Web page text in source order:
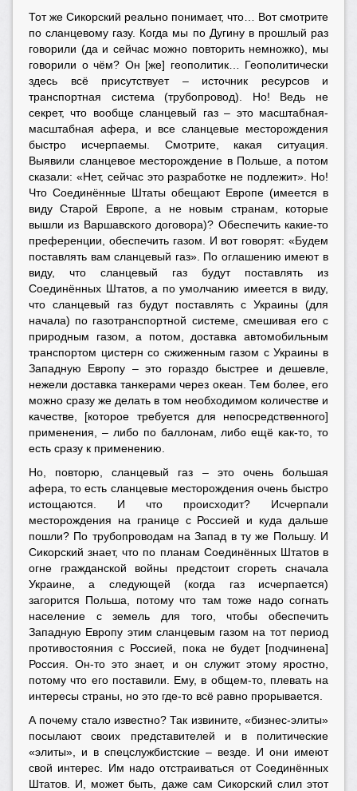
Тот же Сикорский реально понимает, что… Вот смотрите
по сланцевому газу. Когда мы по Дугину в прошлый раз
говорили (да и сейчас можно повторить немножко), мы
говорили о чём? Он [же] геополитик… Геополитически
здесь всё присутствует – источник ресурсов и
транспортная система (трубопровод). Но! Ведь не
секрет, что вообще сланцевый газ – это масштабная-
масштабная афера, и все сланцевые месторождения
быстро исчерпаемы. Смотрите, какая ситуация.
Выявили сланцевое месторождение в Польше, а потом
сказали: «Нет, сейчас это разработке не подлежит». Но!
Что Соединённые Штаты обещают Европе (имеется в
виду Старой Европе, а не новым странам, которые
вышли из Варшавского договора)? Обеспечить какие-то
преференции, обеспечить газом. И вот говорят: «Будем
поставлять вам сланцевый газ». По оглашению имеют в
виду, что сланцевый газ будут поставлять из
Соединённых Штатов, а по умолчанию имеется в виду,
что сланцевый газ будут поставлять с Украины (для
начала) по газотранспортной системе, смешивая его с
природным газом, а потом, доставка автомобильным
транспортом цистерн со сжиженным газом с Украины в
Западную Европу – это гораздо быстрее и дешевле,
нежели доставка танкерами через океан. Тем более, его
можно сразу же делать в том необходимом количестве и
качестве, [которое требуется для непосредственного]
применения, – либо по баллонам, либо ещё как-то, то
есть сразу к применению.
Но, повторю, сланцевый газ – это очень большая
афера, то есть сланцевые месторождения очень быстро
истощаются. И что происходит? Исчерпали
месторождения на границе с Россией и куда дальше
пошли? По трубопроводам на Запад в ту же Польшу. И
Сикорский знает, что по планам Соединённых Штатов в
огне гражданской войны предстоит сгореть сначала
Украине, а следующей (когда газ исчерпается)
загорится Польша, потому что там тоже надо согнать
население с земель для того, чтобы обеспечить
Западную Европу этим сланцевым газом на тот период
противостояния с Россией, пока не будет [подчинена]
Россия. Он-то это знает, и он служит этому яростно,
потому что его поставили. Ему, в общем-то, плевать на
интересы страны, но это где-то всё равно прорывается.
А почему стало известно? Так извините, «бизнес-элиты»
посылают своих представителей и в политические
«элиты», и в спецслужбистские – везде. И они имеют
свой интерес. Им надо отстраиваться от Соединённых
Штатов. И, может быть, даже сам Сикорский слил этот